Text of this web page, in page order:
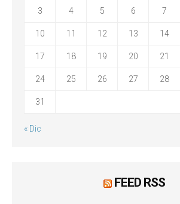
3 4 5 6 7
10 11 12 13 14
17 18 19 20 21
24 25 26 27 28
31
« Dic
FEED RSS